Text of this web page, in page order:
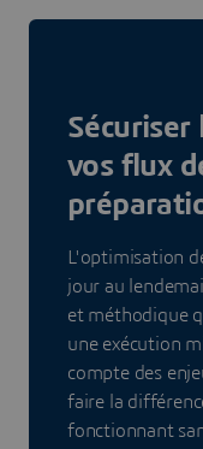
vos flux
L'optimisation
jour au
et méthodique
une exécution
compte des
faire la
fonctionnant